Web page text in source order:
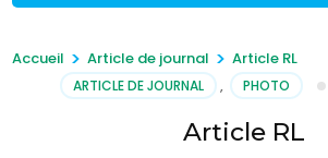
Accueil > Article de journal > Article RL
ARTICLE DE JOURNAL , PHOTO
Article RL